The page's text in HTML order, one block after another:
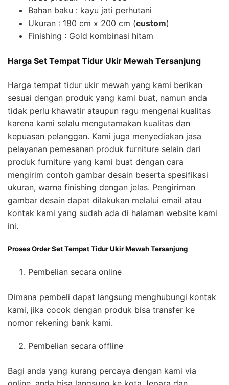
Bahan baku : kayu jati perhutani
Ukuran : 180 cm x 200 cm (custom)
Finishing : Gold kombinasi hitam
Harga Set Tempat Tidur Ukir Mewah Tersanjung
Harga tempat tidur ukir mewah yang kami berikan
sesuai dengan produk yang kami buat, namun anda
tidak perlu khawatir ataupun ragu mengenai kualitas
karena kami selalu mengutamakan kualitas dan
kepuasan pelanggan. Kami juga menyediakan jasa
pelayanan pemesanan produk furniture selain dari
produk furniture yang kami buat dengan cara
mengirim contoh gambar desain beserta spesifikasi
ukuran, warna finishing dengan jelas. Pengiriman
gambar desain dapat dilakukan melalui email atau
kontak kami yang sudah ada di halaman website kami
ini.
Proses Order Set Tempat Tidur Ukir Mewah Tersanjung
Pembelian secara online
Dimana pembeli dapat langsung menghubungi kontak
kami, jika cocok dengan produk bisa transfer ke
nomor rekening bank kami.
Pembelian secara offline
Bagi anda yang kurang percaya dengan kami via